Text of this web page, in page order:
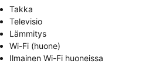
Takka
Televisio
Lämmitys
Wi-Fi (huone)
Ilmainen Wi-Fi huoneissa